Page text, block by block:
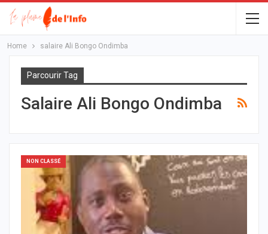
Home salaire Ali Bongo Ondimba
Parcourir Tag
Salaire Ali Bongo Ondimba
NON CLASSÉ